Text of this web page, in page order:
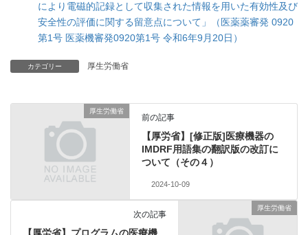
により電磁的記録として収集された情報を用いた有効性及び
安全性の評価に関する留意点について」（医薬薬審発 0920
第1号 医薬機審発0920第1号 令和6年9月20日）
カテゴリー 厚生労働省
厚生労働省
前の記事
【厚労省】[修正版]医療機器の
IMDRF用語集の翻訳版の改訂に
ついて（その４）
2024-10-09
厚生労働省
次の記事